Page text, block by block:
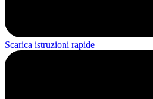
Scarica istruzioni rapide